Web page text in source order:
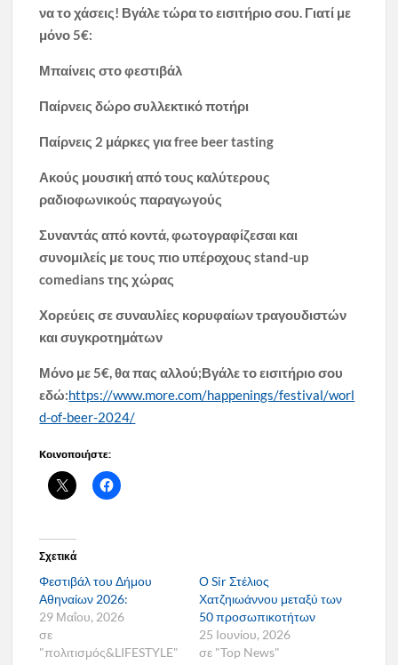
να το χάσεις! Βγάλε τώρα το εισιτήριο σου. Γιατί με
μόνο 5€:
Μπαίνεις στο φεστιβάλ
Παίρνεις δώρο συλλεκτικό ποτήρι
Παίρνεις 2 μάρκες για free beer tasting
Ακούς μουσική από τους καλύτερους
ραδιοφωνικούς παραγωγούς
Συναντάς από κοντά, φωτογραφίζεσαι και
συνομιλείς με τους πιο υπέροχους stand-up
comedians της χώρας
Χορεύεις σε συναυλίες κορυφαίων τραγουδιστών
και συγκροτημάτων
Μόνο με 5€, θα πας αλλού;Βγάλε το εισιτήριο σου
εδώ:https://www.more.com/happenings/festival/worl
d-of-beer-2024/
Κοινοποιήστε:
Σχετικά
Φεστιβάλ του Δήμου
Αθηναίων 2026:
29 Μαΐου, 2026
σε
"πολιτισμός&LIFESTYLE"
Ο Sir Στέλιος
Χατζηιωάννου μεταξύ των
50 προσωπικοτήτων
25 Ιουνίου, 2026
σε "Top News"